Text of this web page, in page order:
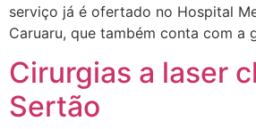
serviço já é ofertado no Hospital
Caruaru, que também conta com a
Cirurgias a laser
Sertão